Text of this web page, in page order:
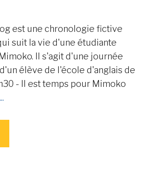
est une chronologie fictive
suit la vie d'une étudiante
Il s'agit d'une journée
élève de l'école d'anglais de
- Il est temps pour Mimoko
...